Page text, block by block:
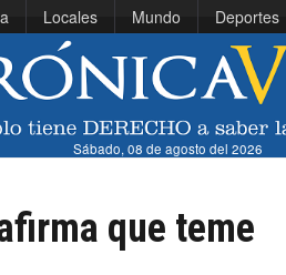
Locales Mundo Deportes
Sábado, 08 de agosto del 2026
que teme